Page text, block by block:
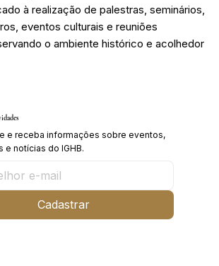
à realização de palestras, seminários,
eventos culturais e reuniões
o ambiente histórico e acolhedor
e receba informações sobre eventos,
e notícias do IGHB.
Cadastrar